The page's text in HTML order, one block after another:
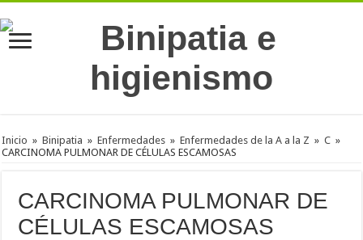
Inicio » Binipatia » Enfermedades » Enfermedades de la A a la Z » C »
CARCINOMA PULMONAR DE CÉLULAS ESCAMOSAS
CARCINOMA PULMONAR DE
CÉLULAS ESCAMOSAS